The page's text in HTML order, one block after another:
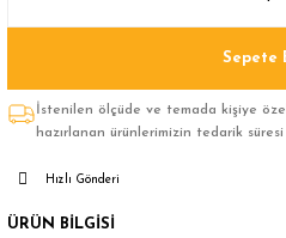
Sepete
İstenilen ölçüde ve temada kişiye
hazırlanan ürünlerimizin tedarik süresi
Hızlı Gönderi
ÜRÜN BİLGİSİ